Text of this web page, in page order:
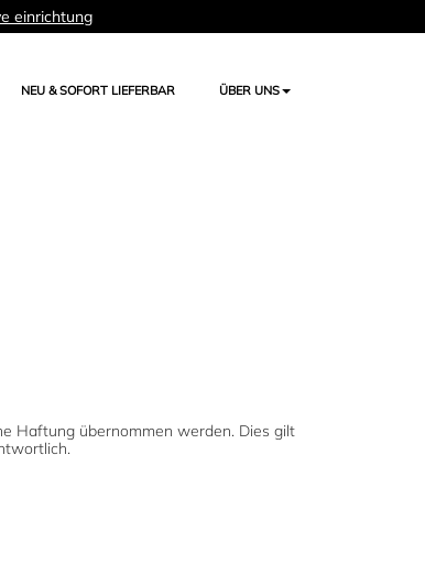
einrichtung
NEU & SOFORT LIEFERBAR ÜBER UNS
Haftung übernommen werden. Dies gilt